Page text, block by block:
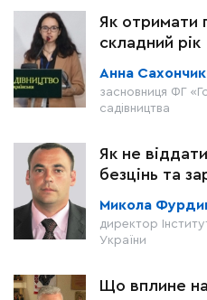
Як отримати
складний рік
Анна Сахончик
засновниця ФГ
садівництва
Як не
безцінь та
Микола
директор
України
Що вплине на